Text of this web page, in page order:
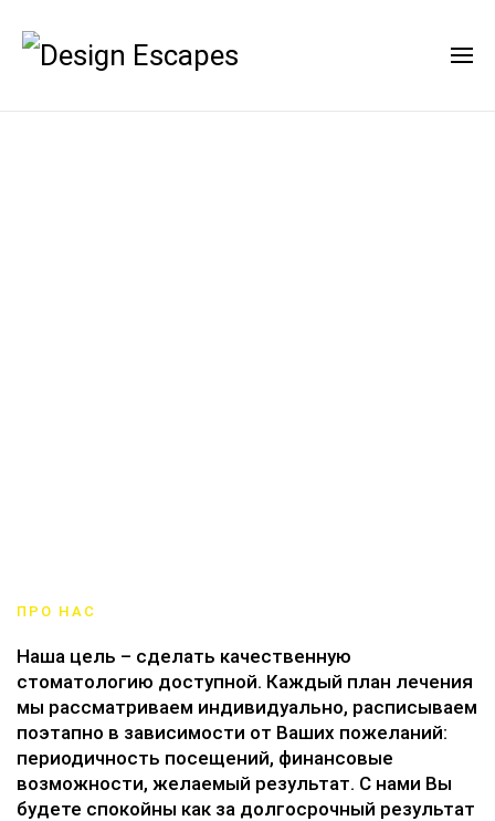
ПРО НАС
Наша цель – сделать качественную
стоматологию доступной. Каждый план лечения
мы рассматриваем индивидуально, расписываем
поэтапно в зависимости от Ваших пожеланий:
периодичность посещений, финансовые
возможности, желаемый результат. С нами Вы
будете спокойны как за долгосрочный результат